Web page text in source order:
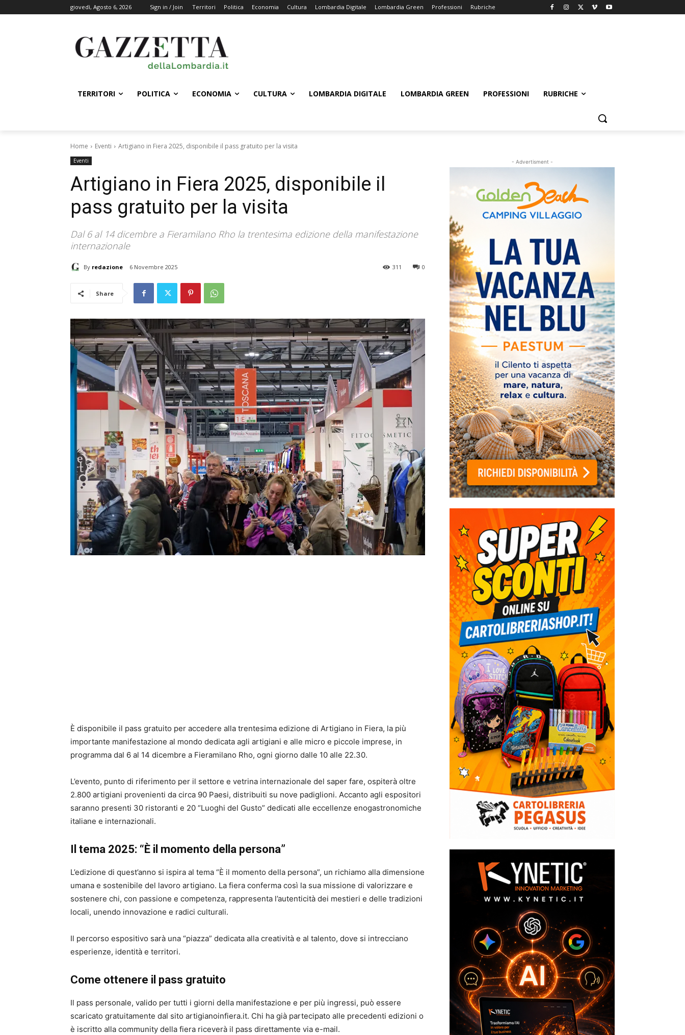
giovedì, Agosto 6, 2026 Sign in / Join Territori Politica Economia Cultura Lombardia Digitale Lombardia Green Professioni Rubriche
TERRITORI POLITICA ECONOMIA CULTURA LOMBARDIA DIGITALE LOMBARDIA GREEN PROFESSIONI RUBRICHE
Home Eventi Artigiano in Fiera 2025, disponibile il pass gratuito per la visita
Eventi
Artigiano in Fiera 2025, disponibile il
pass gratuito per la visita
Dal 6 al 14 dicembre a Fieramilano Rho la trentesima edizione della manifestazione
internazionale
By redazione 6 Novembre 2025 0
311
Share
È disponibile il pass gratuito per accedere alla trentesima edizione di Artigiano in Fiera, la più
importante manifestazione al mondo dedicata agli artigiani e alle micro e piccole imprese, in
programma dal 6 al 14 dicembre a Fieramilano Rho, ogni giorno dalle 10 alle 22.30.
L’evento, punto di riferimento per il settore e vetrina internazionale del saper fare, ospiterà oltre
2.800 artigiani provenienti da circa 90 Paesi, distribuiti su nove padiglioni. Accanto agli espositori
saranno presenti 30 ristoranti e 20 “Luoghi del Gusto” dedicati alle eccellenze enogastronomiche
italiane e internazionali.
Il tema 2025: “È il momento della persona”
L’edizione di quest’anno si ispira al tema “È il momento della persona”, un richiamo alla dimensione
umana e sostenibile del lavoro artigiano. La fiera conferma così la sua missione di valorizzare e
sostenere chi, con passione e competenza, rappresenta l’autenticità dei mestieri e delle tradizioni
locali, unendo innovazione e radici culturali.
Il percorso espositivo sarà una “piazza” dedicata alla creatività e al talento, dove si intrecciano
esperienze, identità e territori.
Come ottenere il pass gratuito
Il pass personale, valido per tutti i giorni della manifestazione e per più ingressi, può essere
scaricato gratuitamente dal sito artigianoinfiera.it. Chi ha già partecipato alle precedenti edizioni o
è iscritto alla community della fiera riceverà il pass direttamente via e-mail.
- Advertisment -